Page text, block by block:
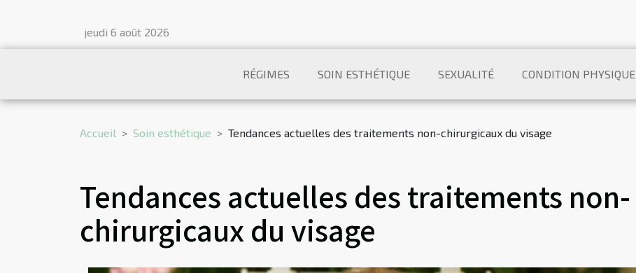
jeudi 6 août 2026
RÉGIMES SOIN ESTHÉTIQUE SEXUALITÉ CONDITION PHYSIQUE
Accueil Soin esthétique Tendances actuelles des traitements non-chirurgicaux du visage
Tendances actuelles des traitements non-
chirurgicaux du visage